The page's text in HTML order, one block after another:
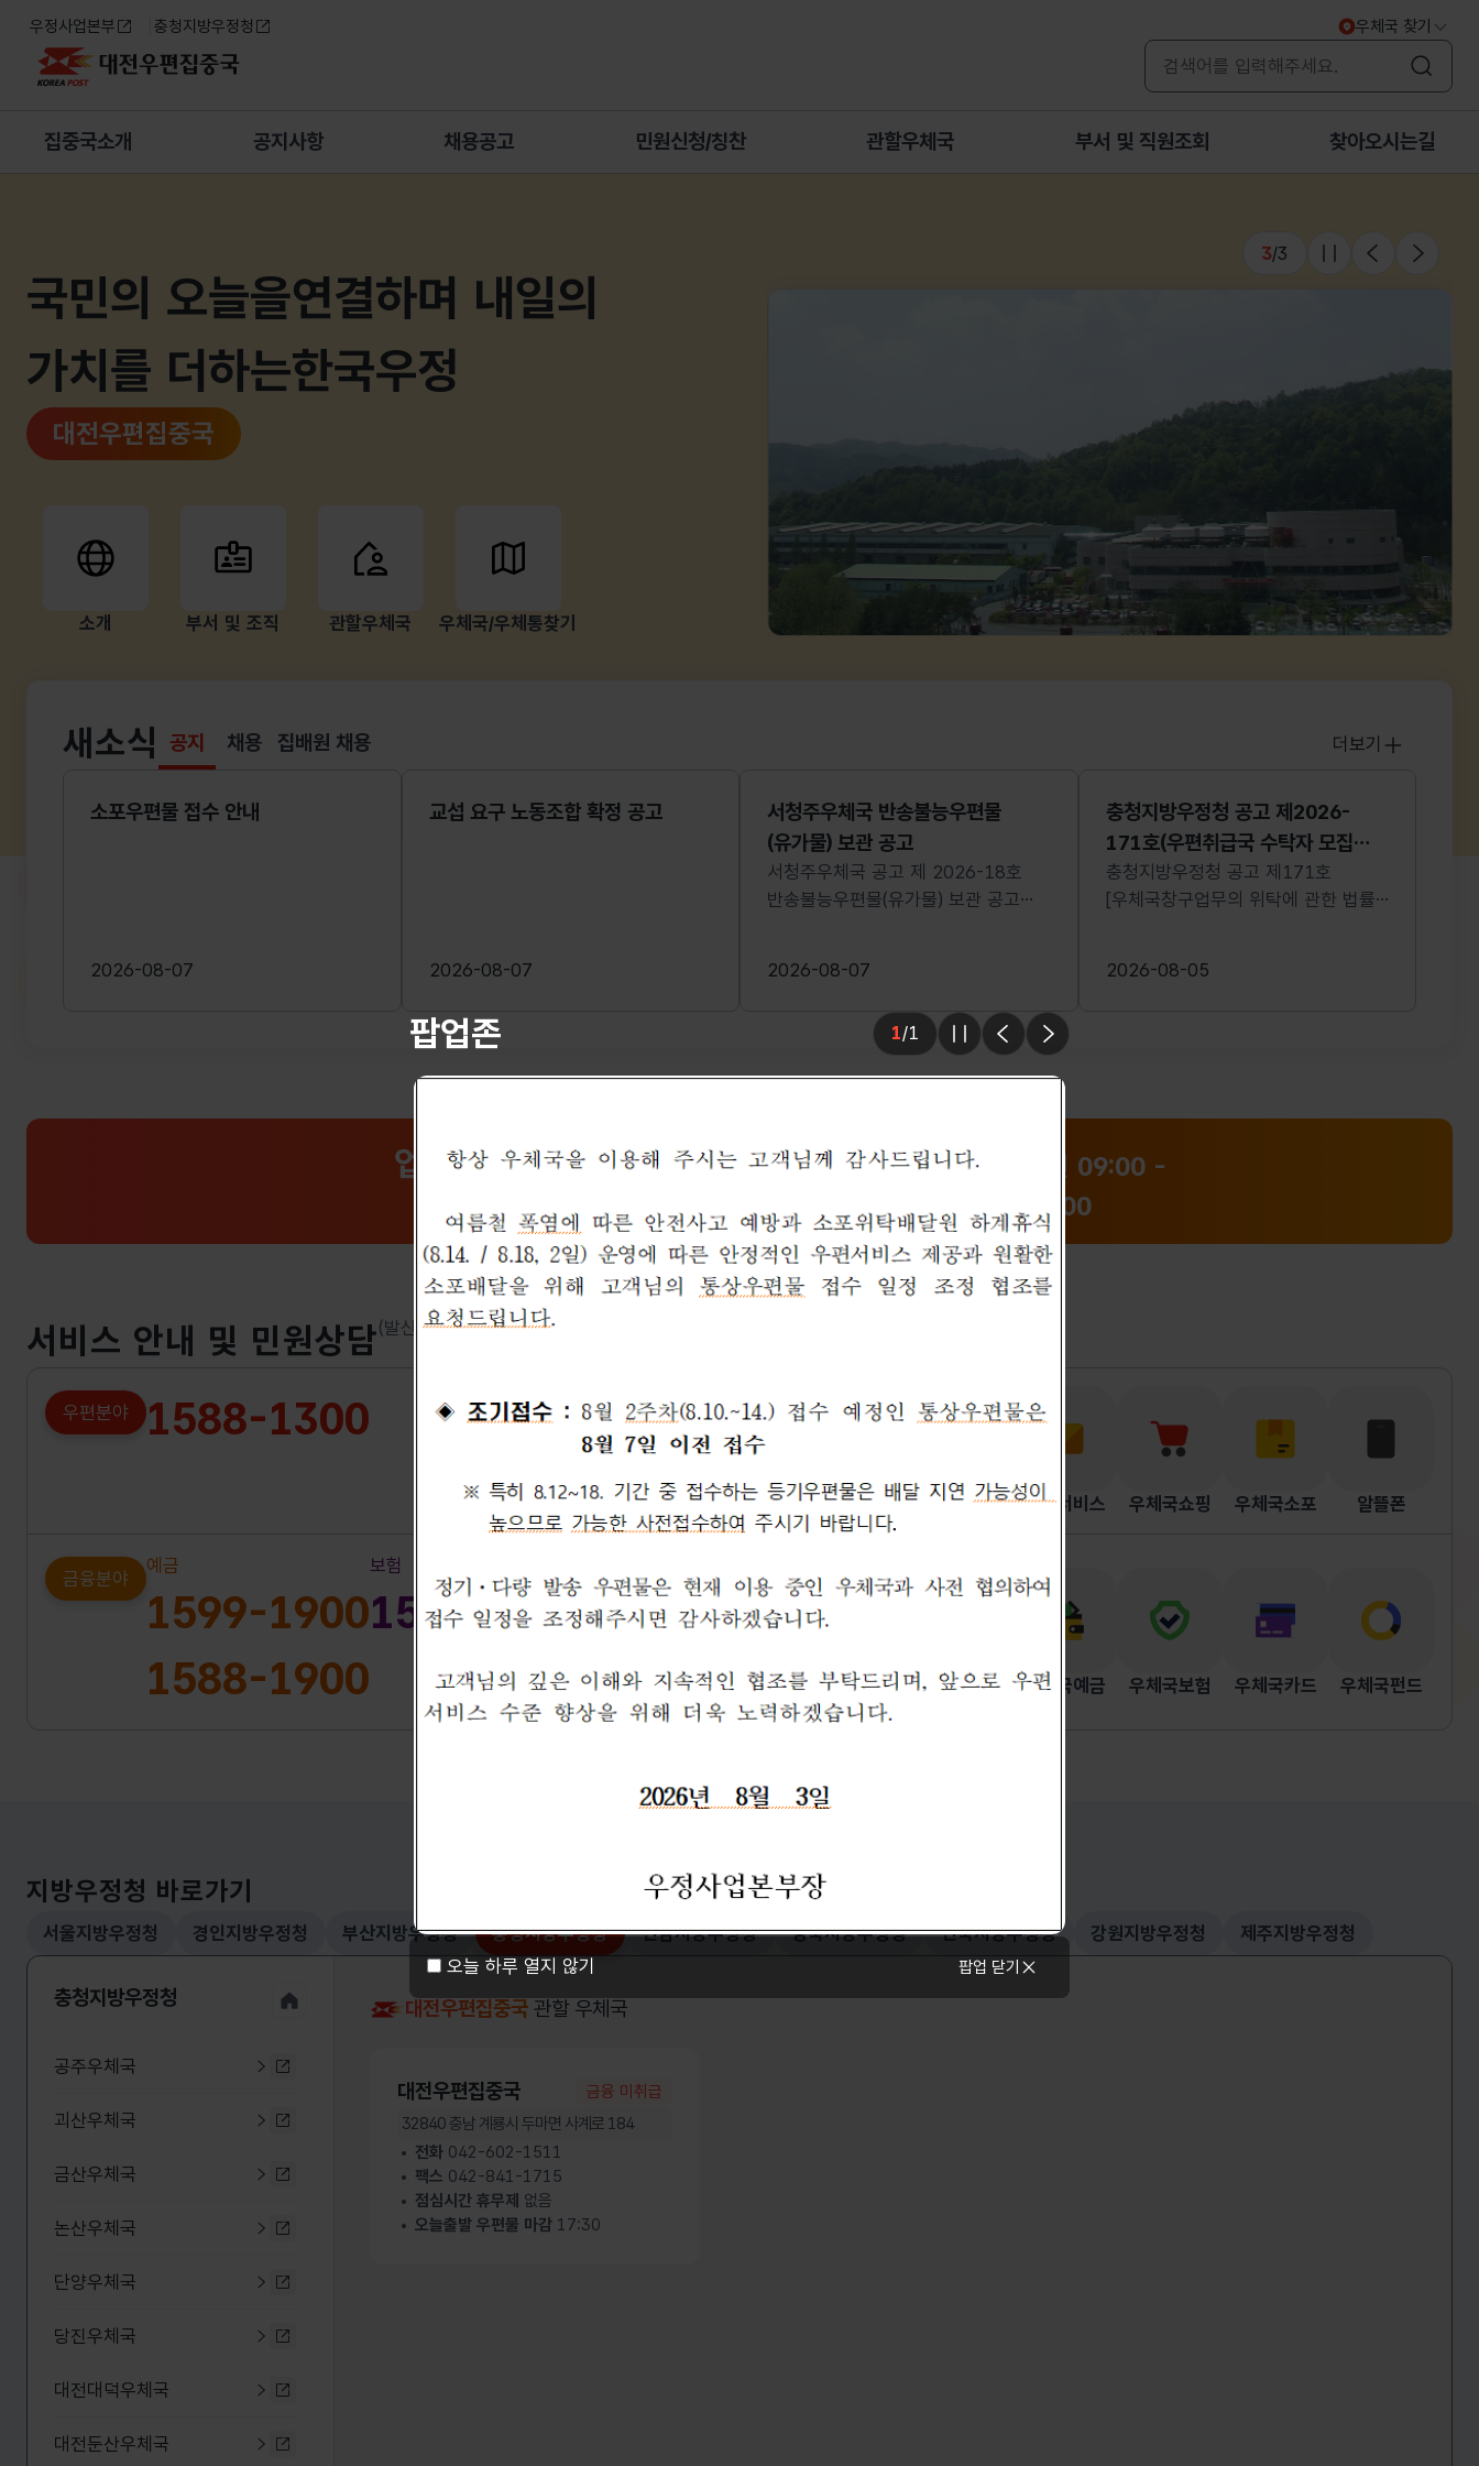
팝업존 1/1
슬라이드 멈춤
이전 다음
오늘 하루 열지 않기 팝업 닫기
우정사업본부 충청지방우정청 우체국 찾기
대전우편집중국
검색
집중국소개 공지사항 채용공고 민원신청/칭찬 관할우체국 부서 및 직원조회 찾아오시는길
국민의 오늘을연결하며 내일의
가치를 더하는한국우정
대전우편집중국
소개 부서 및 조직 관할우체국 우체국/우체통찾기
3/3
슬라이드 멈춤
이전 다음
새소식 공지
선택됨
채용 집배원 채용
소포우편물 접수 안내
2026-08-07
교섭 요구 노동조합 확정 공고
2026-08-07
서청주우체국 반송불능우편물
(유가물) 보관 공고
서청주우체국 공고 제 2026-18호
반송불능우편물(유가물) 보관 공고
같이 공고하오니 정당 발송인 또는
수취인께서는 기간내 교부를 청구하여
주시기 바랍니다. 기타 문의사항은
18호) 1부. 끝.
2026-08-07
충청지방우정청 공고 제2026-
171호(우편취급국 수탁자 모집
공고문)
충청지방우정청 공고 제171호
[우체국창구업무의 위탁에 관한 법률]
위탁대상자를 붙임과 같이 모집
2026-08-05
공지
더보기
업무시간 안내 금융 미취급 우편 09:00 -
18:00
서비스 안내 및 민원상담(발신자부담)
우편분야 1588-1300
우편서비스 우체국쇼핑 우체국소포 알뜰폰
금융분야
예금
1599-1900
1588-1900
보험
1599-0100
우체국예금 우체국보험 우체국카드 우체국펀드
지방우정청 바로가기
서울지방우정청 경인지방우정청 부산지방우정청 충청지방우정청
선택됨
전남지방우정청 경북지방우정청 전북지방우정청 강원지방우정청 제주지방우정청
충청지방우정청
충청지방우정청 누리집
공주우체국
공주우체국 누리집 바로가기
괴산우체국
괴산우체국 누리집 바로가기
금산우체국
금산우체국 누리집 바로가기
논산우체국
논산우체국 누리집 바로가기
단양우체국
단양우체국 누리집 바로가기
당진우체국
당진우체국 누리집 바로가기
대전대덕우체국
대전대덕우체국 누리집 바로가기
대전둔산우체국
대전둔산우체국 누리집 바로가기
대전우편집중국 관할 우체국
대전우편집중국
금융 미취급
32840충남 계룡시 두마면 사계로 184
전화 042-602-1511
팩스 042-841-1715
점심시간 휴무제 없음
오늘출발 우편물 마감 17:30